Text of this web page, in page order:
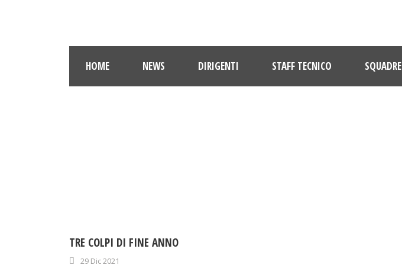
HOME NEWS DIRIGENTI STAFF TECNICO SQUADRE
TRE COLPI DI FINE ANNO
29 Dic 2021